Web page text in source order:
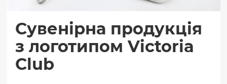
Сувенірна продукція
з логотипом Victoria
Club